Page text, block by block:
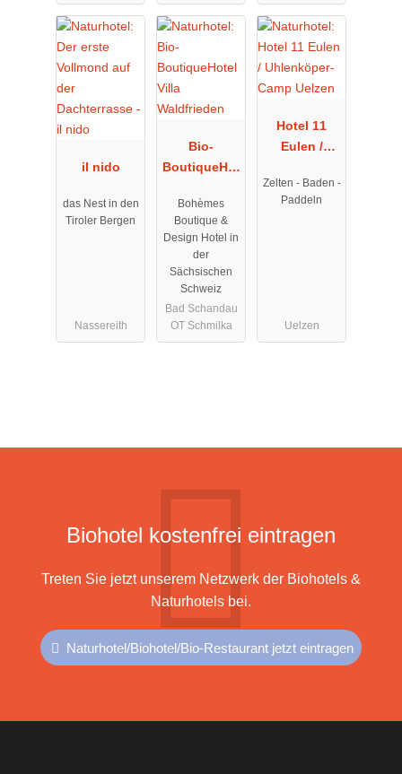
il nido
das Nest in den
Tiroler Bergen
Nassereith
Bio-
BoutiqueHot
Waldfrieden
Bohèmes
Boutique &
Design Hotel in
der
Sächsischen
Schweiz
Bad Schandau
OT Schmilka
Hotel 11
Eulen /
Camp
Uelzen
Zelten - Baden -
Paddeln
Uelzen
Biohotel kostenfrei eintragen
Treten Sie jetzt unserem Netzwerk der Biohotels &
Naturhotels bei.
Naturhotel/Biohotel/Bio-Restaurant jetzt eintragen